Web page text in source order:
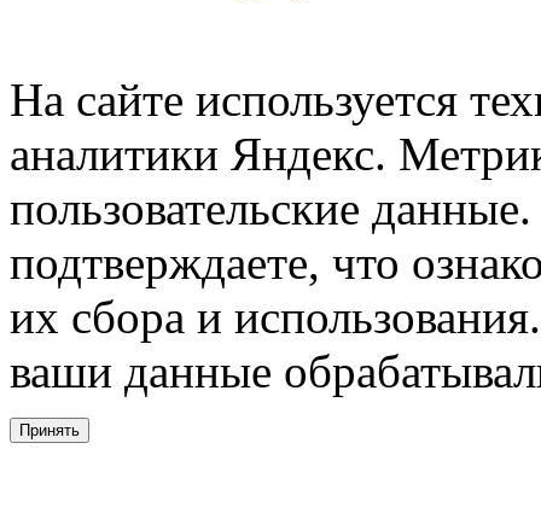
На сайте используется
аналитики Яндекс.
пользовательские
подтверждаете, что
их сбора и
ваши данные
Принять